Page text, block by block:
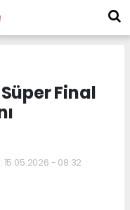
Final
- 08:32